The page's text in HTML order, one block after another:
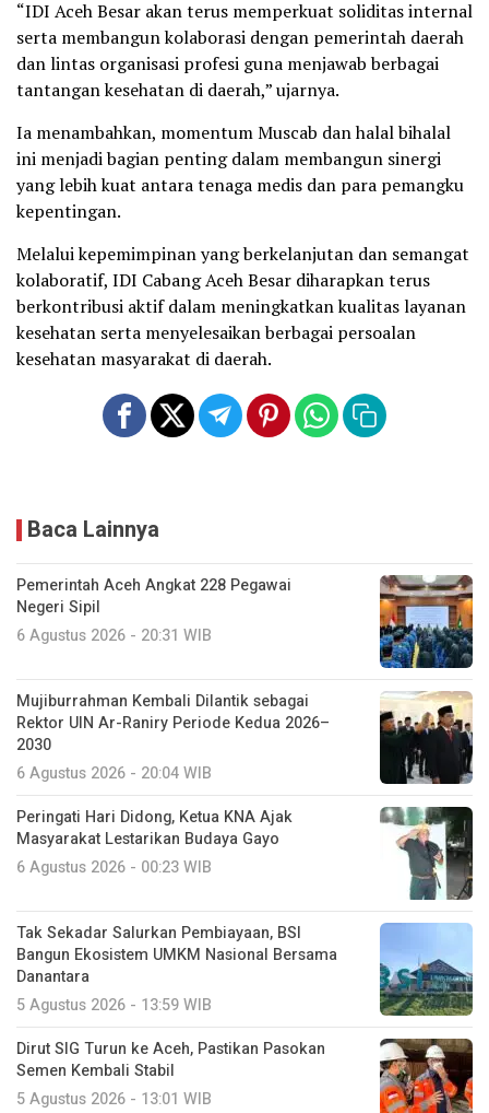
“IDI Aceh Besar akan terus memperkuat soliditas internal
serta membangun kolaborasi dengan pemerintah daerah
dan lintas organisasi profesi guna menjawab berbagai
tantangan kesehatan di daerah,” ujarnya.
Ia menambahkan, momentum Muscab dan halal bihalal
ini menjadi bagian penting dalam membangun sinergi
yang lebih kuat antara tenaga medis dan para pemangku
kepentingan.
Melalui kepemimpinan yang berkelanjutan dan semangat
kolaboratif, IDI Cabang Aceh Besar diharapkan terus
berkontribusi aktif dalam meningkatkan kualitas layanan
kesehatan serta menyelesaikan berbagai persoalan
kesehatan masyarakat di daerah.
Baca Lainnya
Pemerintah Aceh Angkat 228 Pegawai
Negeri Sipil
6 Agustus 2026 - 20:31 WIB
Mujiburrahman Kembali Dilantik sebagai
Rektor UIN Ar-Raniry Periode Kedua 2026–
2030
6 Agustus 2026 - 20:04 WIB
Peringati Hari Didong, Ketua KNA Ajak
Masyarakat Lestarikan Budaya Gayo
6 Agustus 2026 - 00:23 WIB
Tak Sekadar Salurkan Pembiayaan, BSI
Bangun Ekosistem UMKM Nasional Bersama
Danantara
5 Agustus 2026 - 13:59 WIB
Dirut SIG Turun ke Aceh, Pastikan Pasokan
Semen Kembali Stabil
5 Agustus 2026 - 13:01 WIB